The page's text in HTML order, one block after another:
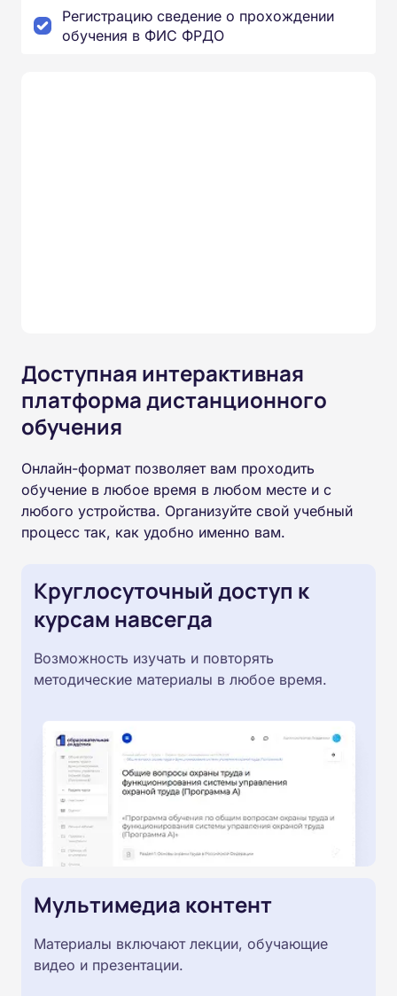
Регистрацию сведение о прохождении
обучения в ФИС ФРДО
Доступная интерактивная
платформа дистанционного
обучения
Онлайн-формат позволяет вам проходить
обучение в любое время в любом месте и с
любого устройства. Организуйте свой учебный
процесс так, как удобно именно вам.
Круглосуточный доступ к
курсам навсегда
Возможность изучать и повторять
методические материалы в любое время.
Мультимедиа контент
Материалы включают лекции, обучающие
видео и презентации.